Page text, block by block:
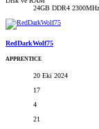
24GB DDR4
RedDarkWolf75
APPRENTICE
20 Eki 2024
17
4
21